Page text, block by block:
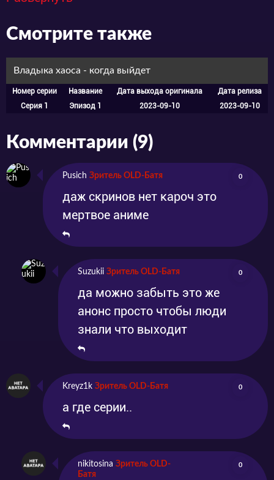
ресурсы впустую тратить бесполезно,
главный герой этой истории приобрёл
великолепный особняк, оборудовал его по
высшему классу, стал монополистом
элитных эликсиров и талисманов. Его деньги
утекали, как вода, и герой добился
случиться, что под городом, в котором он
жил, обнаружилось тайное течение, а тёмные
силы стали атаковать его. Сможет ли Чу
Тянь справиться с напастью?
Смотрите также
Владыка хаоса - когда выйдет
Номер серии Название Дата выхода оригинала
Дата релиза
Серия 1
Эпизод 1 2023-09-10 2023-09-10
Комментарии (9)
Pusich Зритель OLD-Батя 0
даж скринов нет кароч это
мертвое аниме
Suzukii Зритель OLD-Батя 0
да можно забыть это же
анонс просто чтобы люди
знали что выходит
Kreyz1k Зритель OLD-Батя 0
а где серии..
nikitosina Зритель OLD-
Батя
0